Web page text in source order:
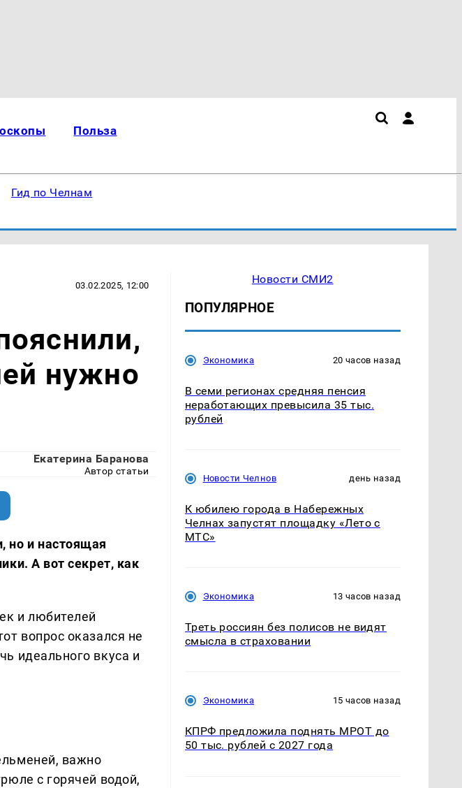
Польза
Гид по Челнам
03.02.2025, 12:00
нужно
Екатерина Баранова
Автор статьи
но и настоящая
А вот секрет, как
и любителей
вопрос оказался не
идеального вкуса и
важно
с горячей водой,
Новости СМИ2
ПОПУЛЯРНОЕ
Экономика 20 часов назад
В семи регионах средняя пенсия
неработающих превысила 35 тыс.
рублей
Новости Челнов день назад
К юбилею города в Набережных
Челнах запустят площадку «Лето с
МТС»
Экономика 13 часов назад
Треть россиян без полисов не видят
смысла в страховании
Экономика 15 часов назад
КПРФ предложила поднять МРОТ до
50 тыс. рублей с 2027 года